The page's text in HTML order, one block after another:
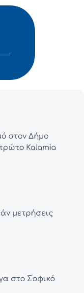
στον Δήμο
Kalamia
μετρήσεις
στο Σοφικό